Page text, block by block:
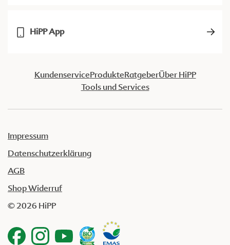
HiPP App
KundenserviceProdukteRatgeberÜber HiPP
Tools und Services
Impressum
Datenschutzerklärung
AGB
Shop Widerruf
© 2026 HiPP